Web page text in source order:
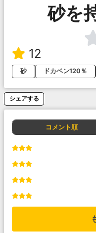
砂を
12
砂
ドカベン120％
シェアする
コメント順